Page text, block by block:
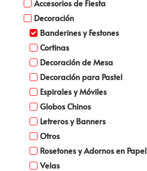
Accesorios de Fiesta
Decoración
Banderines y Festones
Cortinas
Decoración de Mesa
Decoración para Pastel
Espirales y Móviles
Globos Chinos
Letreros y Banners
Otros
Rosetones y Adornos en Papel
Velas